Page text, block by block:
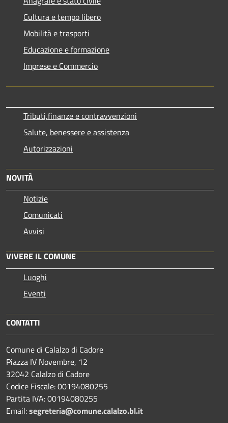
Cultura e tempo libero
Mobilità e trasporti
Educazione e formazione
Imprese e Commercio
Tributi,finanze e contravvenzioni
Salute, benessere e assistenza
Autorizzazioni
NOVITÀ
Notizie
Comunicati
Avvisi
VIVERE IL COMUNE
Luoghi
Eventi
CONTATTI
Comune di Calalzo di Cadore
Piazza IV Novembre, 12
32042 Calalzo di Cadore
Codice Fiscale: 00194080255
Partita IVA: 00194080255
Email:segreteria@comune.calalzo.bl.it